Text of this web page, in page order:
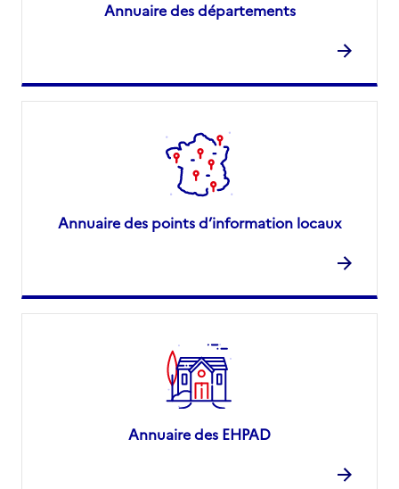
Annuaire des départements
Annuaire des points d’information locaux
Annuaire des EHPAD